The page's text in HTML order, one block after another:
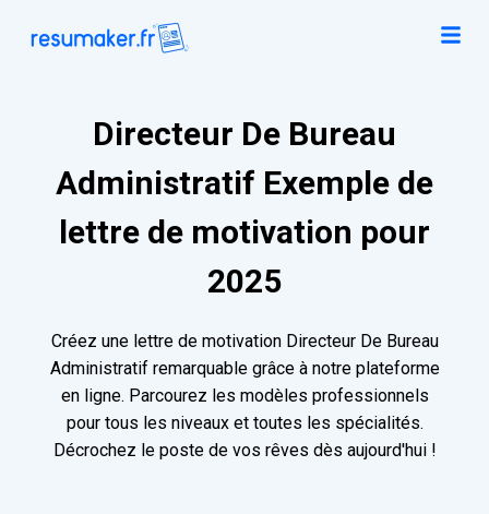
Directeur De Bureau
Administratif Exemple de
lettre de motivation pour
2025
Créez une lettre de motivation Directeur De Bureau
Administratif remarquable grâce à notre plateforme
en ligne. Parcourez les modèles professionnels
pour tous les niveaux et toutes les spécialités.
Décrochez le poste de vos rêves dès aujourd'hui !